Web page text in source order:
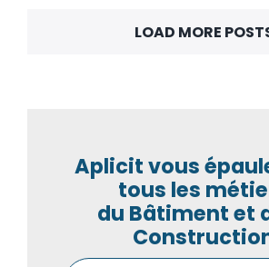
LOAD MORE
Aplicit vous
tous les
du Bâtiment et